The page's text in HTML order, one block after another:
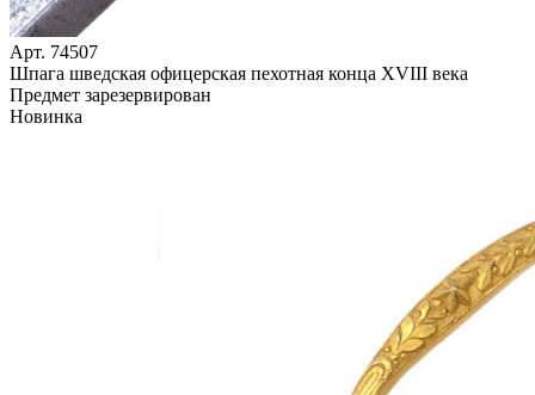
Арт. 74507
Шпага шведская офицерская пехотная конца XVIII века
Предмет зарезервирован
Новинка